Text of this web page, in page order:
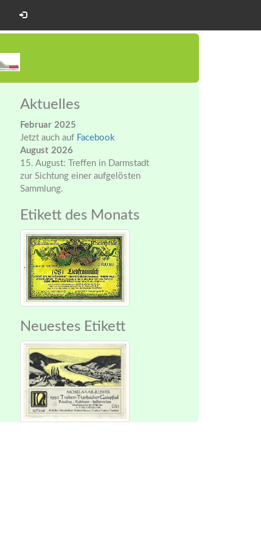
Aktuelles
Februar 2025
Jetzt auch auf Facebook
August 2026
15. August: Treffen in Darmstadt
zur Sichtung einer aufgelösten
Sammlung.
Etikett des Monats
Neuestes Etikett